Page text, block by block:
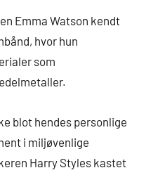
Emma Watson kendt
hvor hun
som
blot hendes personlige
i miljøvenlige
Harry Styles kastet